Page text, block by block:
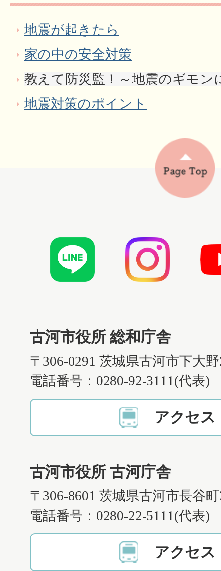
地震が起きたら
家の中の安全対策
教えて防災監！～地震のギモン
地震対策のポイント
古河市役所 総和庁舎
〒306-0291 茨城県古河市下大
電話番号：0280-92-3111(代表)
アクセス
古河市役所 古河庁舎
〒306-8601 茨城県古河市長谷
電話番号：0280-22-5111(代表)
アクセス